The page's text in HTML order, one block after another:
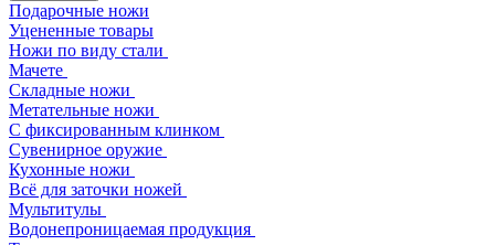
Подарочные ножи
Уцененные товары
Ножи по виду стали
Мачете
Складные ножи
Метательные ножи
С фиксированным клинком
Сувенирное оружие
Кухонные ножи
Всё для заточки ножей
Мультитулы
Водонепроницаемая продукция